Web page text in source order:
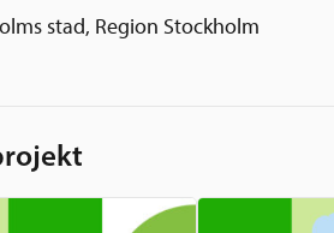
stad, Region Stockholm